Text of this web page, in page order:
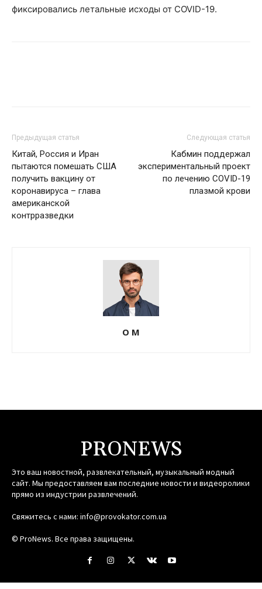
фиксировались летальные исходы от COVID-19.
Предыдущая статья
Китай, Россия и Иран
пытаются помешать США
получить вакцину от
коронавируса – глава
американской
контрразведки
Следующая статья
Кабмин поддержал
экспериментальный проект
по лечению COVID-19
плазмой крови
О М
PRONEWS
Это ваш новостной, развлекательный, музыкальный модный
сайт. Мы предоставляем вам последние новости и видеоролики
прямо из индустрии развлечений.
Свяжитесь с нами: info@provokator.com.ua
© ProNews. Все права защищены.